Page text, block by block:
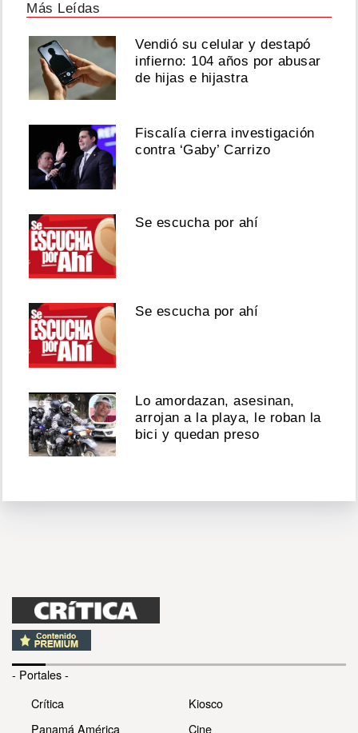
Más Leídas
Vendió su celular y destapó
infierno: 104 años por abusar
de hijas e hijastra
Fiscalía cierra investigación
contra ‘Gaby’ Carrizo
Se escucha por ahí
Se escucha por ahí
Lo amordazan, asesinan,
arrojan a la playa, le roban la
bici y quedan preso
- Portales -
Crítica
Panamá América
Kiosco
Cine